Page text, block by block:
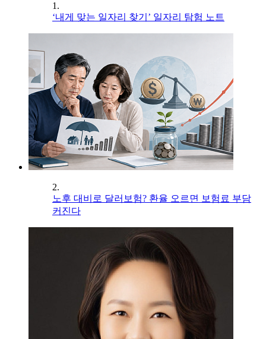
1.
‘내게 맞는 일자리 찾기’ 일자리 탐험 노트
2.
노후 대비로 달러보험? 환율 오르면 보험료 부담
커진다